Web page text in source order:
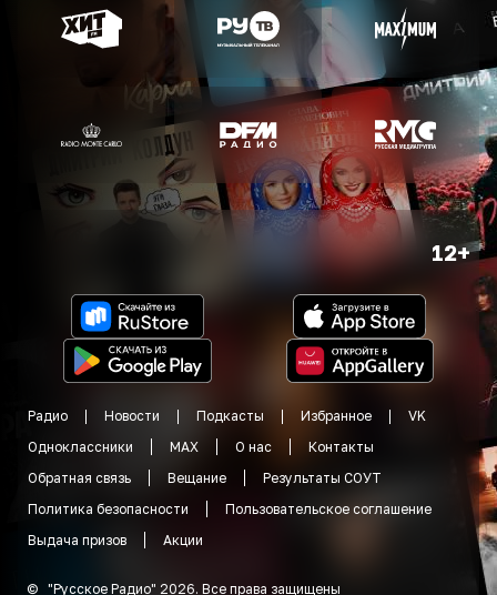
12+
Радио Новости Подкасты Избранное
VK
Одноклассники
MAX О нас
Контакты
Обратная связь
Вещание
Результаты СОУТ
Политика безопасности
Пользовательское соглашение
Выдача призов
Акции
© "Русское Радио" 2026. Все права защищены